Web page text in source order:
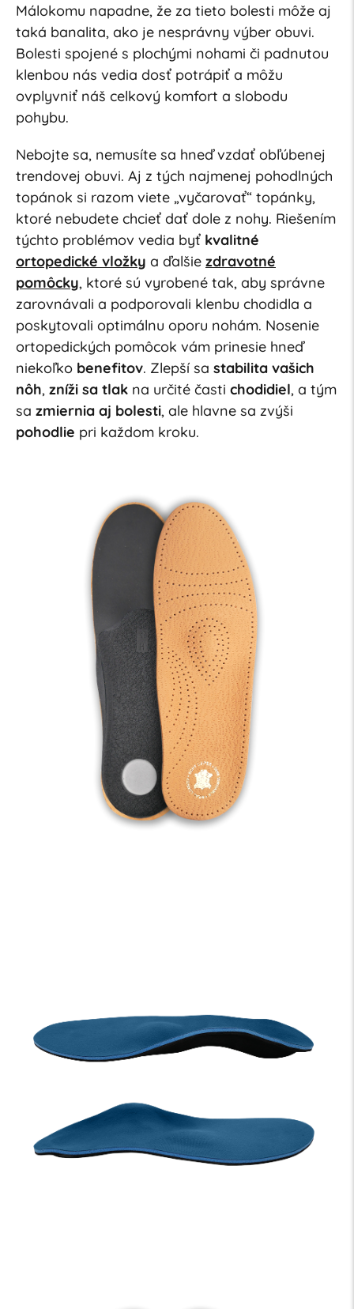
Málokomu napadne, že za tieto bolesti môže aj
taká banalita, ako je nesprávny výber obuvi.
Bolesti spojené s plochými nohami či padnutou
klenbou nás vedia dosť potrápiť a môžu
ovplyvniť náš celkový komfort a slobodu
pohybu.
Nebojte sa, nemusíte sa hneď vzdať obľúbenej
trendovej obuvi. Aj z tých najmenej pohodlných
topánok si razom viete „vyčarovať“ topánky,
ktoré nebudete chcieť dať dole z nohy. Riešením
týchto problémov vedia byť kvalitné
ortopedické vložky a ďalšie zdravotné
pomôcky, ktoré sú vyrobené tak, aby správne
zarovnávali a podporovali klenbu chodidla a
poskytovali optimálnu oporu nohám. Nosenie
ortopedických pomôcok vám prinesie hneď
niekoľko benefitov. Zlepší sa stabilita vašich
nôh, zníži sa tlak na určité časti chodidiel, a tým
sa zmiernia aj bolesti, ale hlavne sa zvýši
pohodlie pri každom kroku.